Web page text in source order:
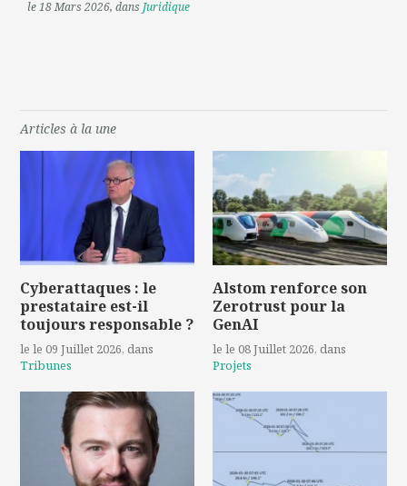
le 18 Mars 2026, dans Juridique
Articles à la une
Cyberattaques : le
prestataire est-il
toujours responsable ?
le le 09 Juillet 2026, dans
Tribunes
Alstom renforce son
Zerotrust pour la
GenAI
le le 08 Juillet 2026, dans
Projets